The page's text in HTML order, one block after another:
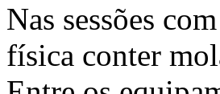
Nas sessões
física conter